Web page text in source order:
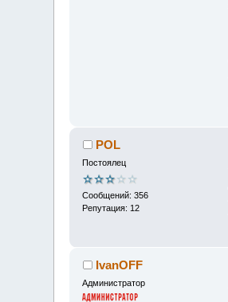
POL
Постоялец
Сообщений: 356
Репутация: 12
IvanOFF
Администратор